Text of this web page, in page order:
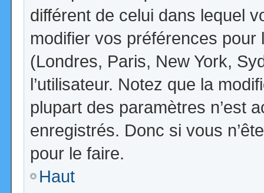
différent de celui dans lequel
modifier vos préférences
(Londres, Paris, New York,
l’utilisateur. Notez que la
plupart des paramètres n’est
enregistrés. Donc si vous
pour le faire.
Haut